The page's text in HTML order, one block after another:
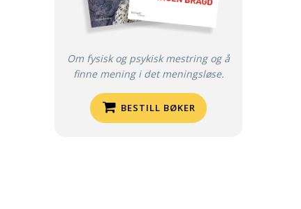
Om fysisk og psykisk mestring og å
finne mening i det meningsløse.
BESTILL BØKER